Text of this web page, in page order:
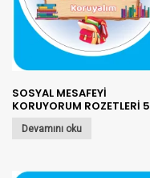
SOSYAL MESAFEYİ
KORUYORUM ROZETLERİ 5
Devamını oku